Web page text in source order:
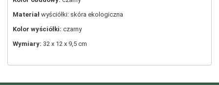
Materiał wyściółki: skóra ekologiczna
Kolor wyściółki: czarny
Wymiary: 32 x 12 x 9,5 cm